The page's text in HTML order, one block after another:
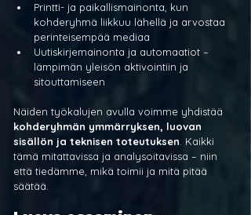
Printti- ja paikallismainonta, kun
kohderyhmä liikkuu lähellä ja arvostaa
perinteisempää mediaa
Uutiskirjemainonta ja automaatiot –
lämpimän yleisön aktivointiin ja
sitouttamiseen
Näiden työkalujen avulla voimme yhdistää
kohderyhmän ymmärryksen, luovan
sisällön ja teknisen toteutuksen . Kaikki
tämä mitattavissa ja analysoitavissa – niin
että tiedämme, mikä toimii ja mitä pitää
säätää.